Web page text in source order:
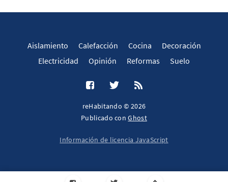
Aislamiento Calefacción Cocina
Decoración
Electricidad
Opinión Reformas Suelo
reHabitando © 2026
Publicado conGhost
Información de licencia JavaScript